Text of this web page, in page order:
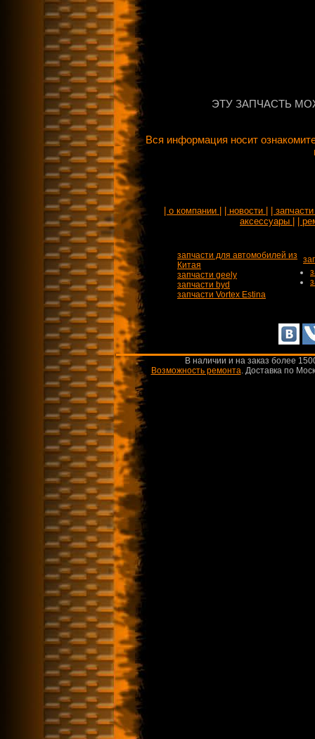
ЭТУ ЗАПЧАСТЬ
Вся информация носит
| о компании | | новости |
|
аксессуары |
|
запчасти для автомобилей из
Китая
запчасти geely
запчасти byd
запчасти Vortex Estina
В наличии и на заказ более
Возможность ремонта.Доставка по